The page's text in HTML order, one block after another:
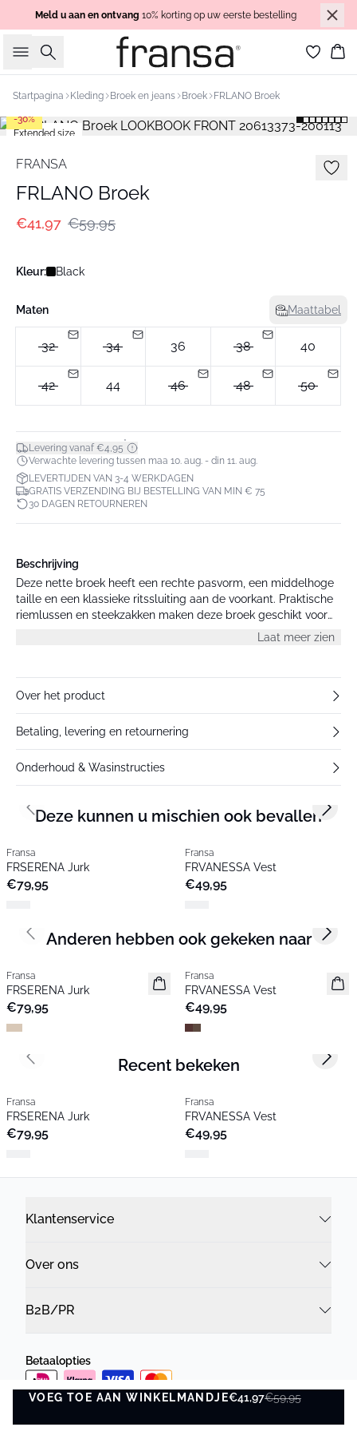
Meld u aan en ontvang 10% korting op uw eerste bestelling
Zoeken
Startpagina Kleding Broek en jeans Broek FRLANO Broek
Extended size
-30%
FRANSA
FRLANO Broek
€41,97 €59,95
Kleur: Black
Maten Maattabel
32 34 36 38 40
42 44 46 48 50
Levering vanaf €4,95*
Verwachte levering tussen maa 10. aug. - din 11. aug.
LEVERTIJDEN VAN 3-4 WERKDAGEN
GRATIS VERZENDING BIJ BESTELLING VAN MIN € 75
30 DAGEN RETOURNEREN
VOEG TOE AAN WINKELMANDJE€41,97€59,95
VOEG TOE AAN WINKELMANDJE
Beschrijving
Deze nette broek heeft een rechte pasvorm, een middelhoge
taille en een klassieke ritssluiting aan de voorkant. Praktische
riemlussen en steekzakken maken deze broek geschikt voor
Laat meer zien
Over het product
Betaling, levering en retournering
Onderhoud & Wasinstructies
Deze kunnen u mischien ook bevallen
Fransa
FRSERENA Jurk
€79,95
Fransa
FRVANESSA Vest
€49,95
Previous slide Next
Anderen hebben ook gekeken naar
Nieuw
Fransa
FRSERENA Jurk
€79,95
Extended size
Fransa
FRVANESSA Vest
€49,95
Previous slide Next
Recent bekeken
Fransa
FRSERENA Jurk
€79,95
Fransa
FRVANESSA Vest
€49,95
Previous slide Next
Klantenservice
Over ons
B2B/PR
Betaalopties
Bezorgopties